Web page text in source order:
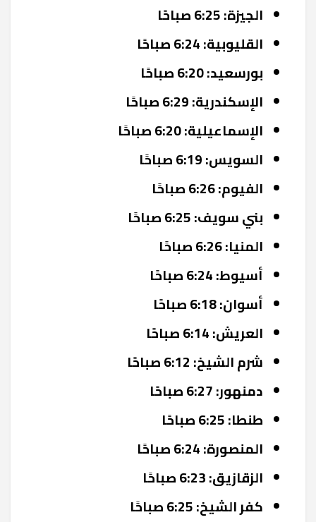
الجيزة: 6:25 صباحًا
القليوبية: 6:24 صباحًا
بورسعيد: 6:20 صباحًا
الإسكندرية: 6:29 صباحًا
الإسماعيلية: 6:20 صباحًا
السويس: 6:19 صباحًا
الفيوم: 6:26 صباحًا
بني سويف: 6:25 صباحًا
المنيا: 6:26 صباحًا
أسيوط: 6:24 صباحًا
أسوان: 6:18 صباحًا
العريش: 6:14 صباحًا
شرم الشيخ: 6:12 صباحًا
دمنهور: 6:27 صباحًا
طنطا: 6:25 صباحًا
المنصورة: 6:24 صباحًا
الزقازيق: 6:23 صباحًا
كفر الشيخ: 6:25 صباحًا